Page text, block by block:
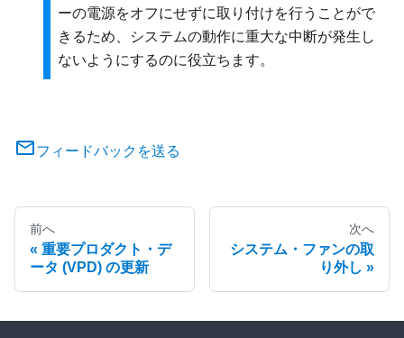
ーの電源をオフにせずに取り付けを行うことがで
きるため、システムの動作に重大な中断が発生し
ないようにするのに役立ちます。
フィードバックを送る
前へ
重要プロダクト・デ
ータ (VPD) の更新
次へ
システム・ファンの取
り外し